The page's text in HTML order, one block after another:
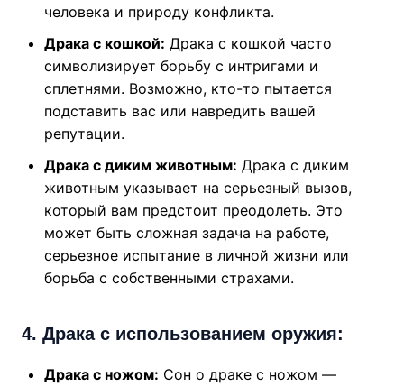
человека и природу конфликта.
Драка с кошкой: Драка с кошкой часто
символизирует борьбу с интригами и
сплетнями. Возможно, кто-то пытается
подставить вас или навредить вашей
репутации.
Драка с диким животным: Драка с диким
животным указывает на серьезный вызов,
который вам предстоит преодолеть. Это
может быть сложная задача на работе,
серьезное испытание в личной жизни или
борьба с собственными страхами.
4. Драка с использованием оружия:
Драка с ножом: Сон о драке с ножом —